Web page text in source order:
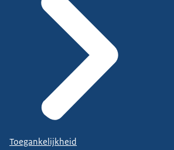
Toegankelijkheid